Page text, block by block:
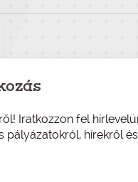
Iratkozzon fel
pályázatokról, hírekről